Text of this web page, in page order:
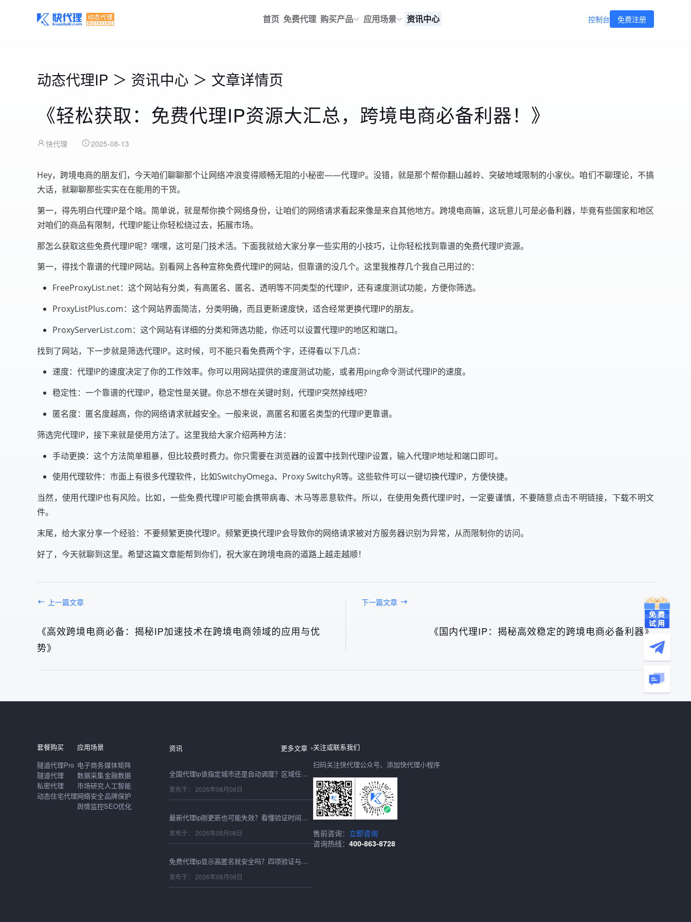
首页 免费代理 购买产品 应用场景 资讯中心 控制台 免费注册
动态代理IP ＞ 资讯中心 ＞ 文章详情页
《轻松获取：免费代理IP资源大汇总，跨境电商必备利器！》
快代理 2025-08-13
Hey，跨境电商的朋友们，今天咱们聊聊那个让网络冲浪变得顺畅无阻的小秘密——代理IP。没错，就是那个帮你翻山越岭、突破地域限制的小家伙。咱们不聊理论，不搞
大话，就聊聊那些实实在在能用的干货。
第一，得先明白代理IP是个啥。简单说，就是帮你换个网络身份，让咱们的网络请求看起来像是来自其他地方。跨境电商嘛，这玩意儿可是必备利器，毕竟有些国家和地区
对咱们的商品有限制，代理IP能让你轻松绕过去，拓展市场。
那怎么获取这些免费代理IP呢？嘿嘿，这可是门技术活。下面我就给大家分享一些实用的小技巧，让你轻松找到靠谱的免费代理IP资源。
第一，得找个靠谱的代理IP网站。别看网上各种宣称免费代理IP的网站，但靠谱的没几个。这里我推荐几个我自己用过的：
FreeProxyList.net：这个网站有分类，有高匿名、匿名、透明等不同类型的代理IP，还有速度测试功能，方便你筛选。
ProxyListPlus.com：这个网站界面简洁，分类明确，而且更新速度快，适合经常更换代理IP的朋友。
ProxyServerList.com：这个网站有详细的分类和筛选功能，你还可以设置代理IP的地区和端口。
找到了网站，下一步就是筛选代理IP。这时候，可不能只看免费两个字，还得看以下几点：
速度：代理IP的速度决定了你的工作效率。你可以用网站提供的速度测试功能，或者用ping命令测试代理IP的速度。
稳定性：一个靠谱的代理IP，稳定性是关键。你总不想在关键时刻，代理IP突然掉线吧？
匿名度：匿名度越高，你的网络请求就越安全。一般来说，高匿名和匿名类型的代理IP更靠谱。
筛选完代理IP，接下来就是使用方法了。这里我给大家介绍两种方法：
手动更换：这个方法简单粗暴，但比较费时费力。你只需要在浏览器的设置中找到代理IP设置，输入代理IP地址和端口即可。
使用代理软件：市面上有很多代理软件，比如SwitchyOmega、Proxy SwitchyR等。这些软件可以一键切换代理IP，方便快捷。
当然，使用代理IP也有风险。比如，一些免费代理IP可能会携带病毒、木马等恶意软件。所以，在使用免费代理IP时，一定要谨慎，不要随意点击不明链接，下载不明文
件。
末尾，给大家分享一个经验：不要频繁更换代理IP。频繁更换代理IP会导致你的网络请求被对方服务器识别为异常，从而限制你的访问。
好了，今天就聊到这里。希望这篇文章能帮到你们，祝大家在跨境电商的道路上越走越顺！
上一篇文章
《高效跨境电商必备：揭秘IP加速技术在跨境电商领域的应用与优
势》
下一篇文章
《国内代理IP：揭秘高效稳定的跨境电商必备利器》
套餐购买
隧道代理Pro
隧道代理
私密代理
动态住宅代理
应用场景
电子商务
数据采集
市场研究
网络安全
舆情监控
媒体矩阵
金融数据
人工智能
品牌保护
SEO优化
资讯 更多文章
发布于： 2026年08月08日
全国代理ip该指定城市还是自动调度？区域任务配置思路
发布于： 2026年08月08日
最新代理ip刚更新也可能失效？看懂验证时间与实时可用性
发布于： 2026年08月08日
免费代理ip显示高匿名就安全吗？四项验证与使用边界
发布于： 2026年08月08日
关注或联系我们
扫码关注快代理公众号、添加快代理小程序
售前咨询： 立即咨询
咨询热线： 400-863-8728